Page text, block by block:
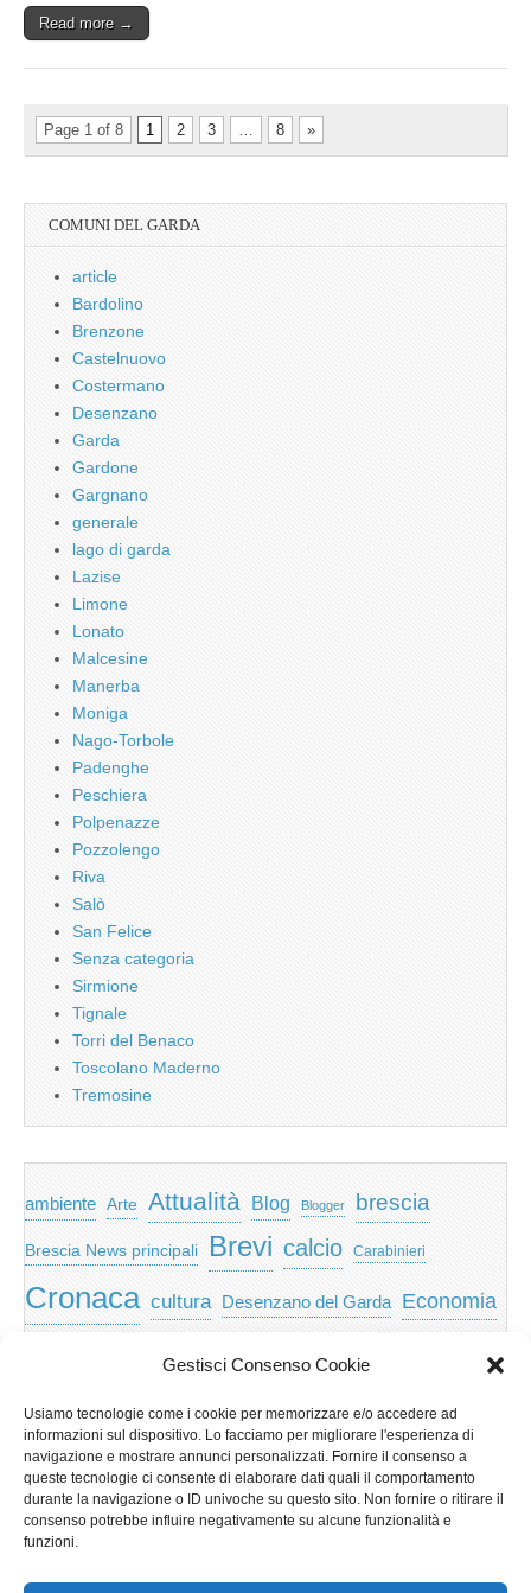
Gestisci Consenso Cookie
Usiamo tecnologie come i cookie per memorizzare e/o accedere ad
informazioni sul dispositivo. Lo facciamo per migliorare l'esperienza di
navigazione e mostrare annunci personalizzati. Fornire il consenso a
queste tecnologie ci consente di elaborare dati quali il comportamento
durante la navigazione o ID univoche su questo sito. Non fornire o ritirare il
consenso potrebbe influire negativamente su alcune funzionalità e
funzioni.
Read more →
Page 1 of 8 1 2 3 8 »
COMUNI DEL GARDA
article
Bardolino
Brenzone
Castelnuovo
Costermano
Desenzano
Garda
Gardone
Gargnano
generale
lago di garda
Lazise
Limone
Lonato
Malcesine
Manerba
Moniga
Nago-Torbole
Padenghe
Peschiera
Polpenazze
Pozzolengo
Riva
Salò
San Felice
Senza categoria
Sirmione
Tignale
Torri del Benaco
Toscolano Maderno
Tremosine
ambiente Arte Attualità Blog Blogger brescia
Brescia News principali Brevi calcio Carabinieri
Cronaca cultura Desenzano del Garda Economia
lago di garda Musica Nera news Notizie
Notizie dal Garda
Notizie Lombardia
Notizie per categoria Notizie Provincia di Brescia